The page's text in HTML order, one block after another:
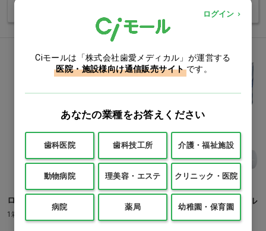
バリエーションを見る
ロックキャップ オス用タイプ
1箱(100個)
テルモディスポシリンジ [テル
モ] SSー20ESZ 20ml…他
ログイン
Ciモールは「株式会社歯愛メディカル」が運営する
医院・施設様向け通信販売サイト です。
あなたの業種をお答えください
歯科医院 歯科技工所 介護・福祉施設
動物病院 理美容・エステ クリニック・医院
病院 薬局 幼稚園・保育園